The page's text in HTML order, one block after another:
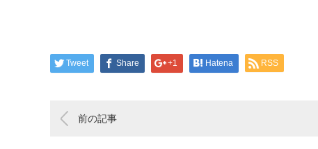
Tweet Share +1 Hatena RSS
前の記事